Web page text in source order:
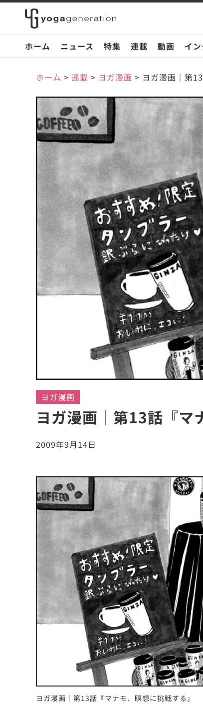
ホーム
ニュース 特集 連載 動画 イ
ホーム > 連載 > ヨガ漫画 > ヨガ漫画｜第
ヨガ漫画
ヨガ漫画｜第13話『マ
2009年9月14日
ヨガ漫画｜第13話『マナモ、瞑想に挑戦する』